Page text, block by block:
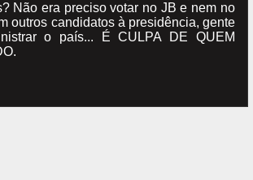
Não era preciso votar no JB e nem no
outros candidatos à presidência, gente
o país... É CULPA DE QUEM